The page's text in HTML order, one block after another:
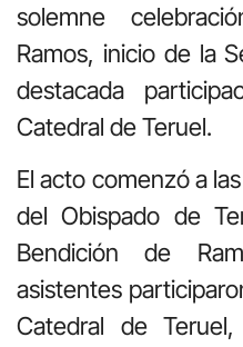
solemne
Ramos, inicio de la
destacada
Catedral de Teruel.
El acto comenzó a
del Obispado de
Bendición de
asistentes
Catedral de